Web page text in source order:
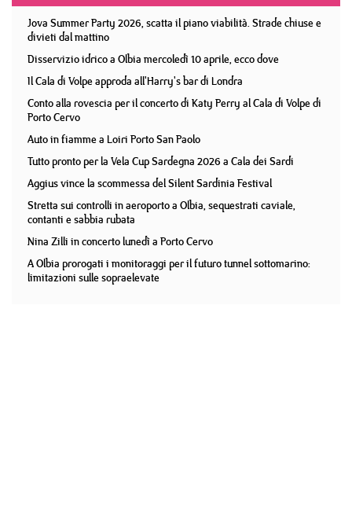
Jova Summer Party 2026, scatta il piano viabilità. Strade chiuse e
divieti dal mattino
Disservizio idrico a Olbia mercoledì 10 aprile, ecco dove
Il Cala di Volpe approda all'Harry's bar di Londra
Conto alla rovescia per il concerto di Katy Perry al Cala di Volpe di
Porto Cervo
Auto in fiamme a Loiri Porto San Paolo
Tutto pronto per la Vela Cup Sardegna 2026 a Cala dei Sardi
Aggius vince la scommessa del Silent Sardinia Festival
Stretta sui controlli in aeroporto a Olbia, sequestrati caviale,
contanti e sabbia rubata
Nina Zilli in concerto lunedì a Porto Cervo
A Olbia prorogati i monitoraggi per il futuro tunnel sottomarino:
limitazioni sulle sopraelevate